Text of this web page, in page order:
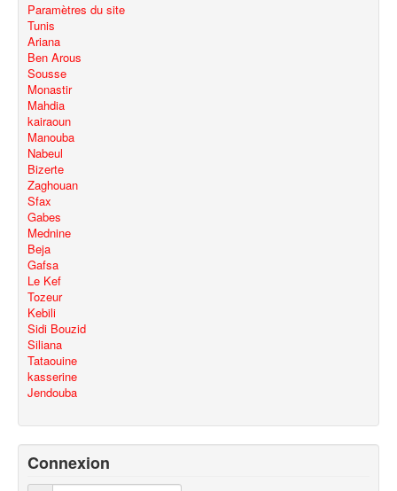
Paramètres du site
Tunis
Ariana
Ben Arous
Sousse
Monastir
Mahdia
kairaoun
Manouba
Nabeul
Bizerte
Zaghouan
Sfax
Gabes
Mednine
Beja
Gafsa
Le Kef
Tozeur
Kebili
Sidi Bouzid
Siliana
Tataouine
kasserine
Jendouba
Connexion